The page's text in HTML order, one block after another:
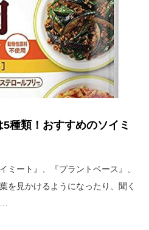
種類！おすすめのソイミ
ミート』、『プラントベース』、
を見かけるようになったり、聞く